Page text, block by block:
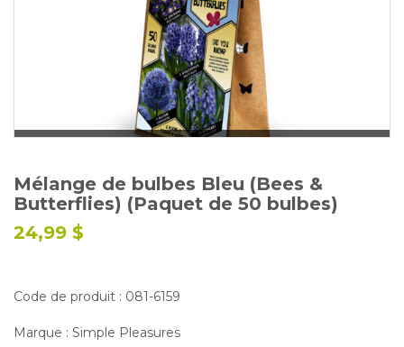
Glossaire
Calendrier horticole
Emplois
Service à la clientèle
Nous joindre
Mélange de bulbes Bleu (Bees &
Butterflies) (Paquet de 50 bulbes)
24,99 $
Code de produit : 081-6159
Marque : Simple Pleasures